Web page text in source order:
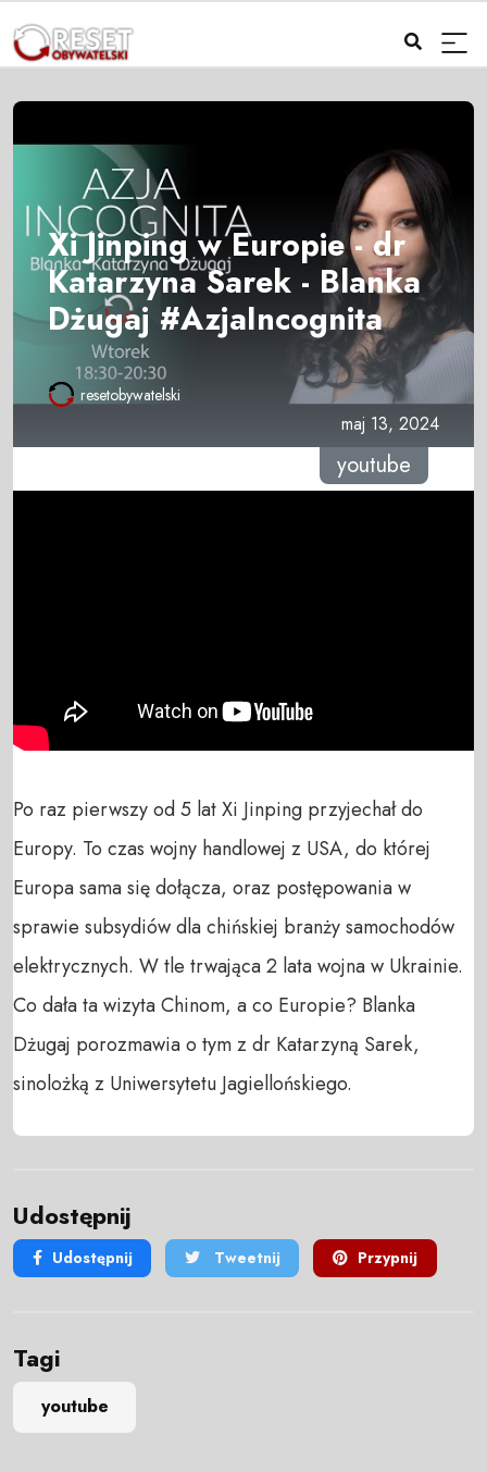
Xi Jinping w Europie - dr
Katarzyna Sarek - Blanka
Dżugaj #AzjaIncognita
resetobywatelski
maj 13, 2024
youtube
Po raz pierwszy od 5 lat Xi Jinping przyjechał do
Europy. To czas wojny handlowej z USA, do której
Europa sama się dołącza, oraz postępowania w
sprawie subsydiów dla chińskiej branży samochodów
elektrycznych. W tle trwająca 2 lata wojna w Ukrainie.
Co dała ta wizyta Chinom, a co Europie? Blanka
Dżugaj porozmawia o tym z dr Katarzyną Sarek,
sinolożką z Uniwersytetu Jagiellońskiego.
Udostępnij
Udostępnij Tweetnij Przypnij
Tagi
youtube